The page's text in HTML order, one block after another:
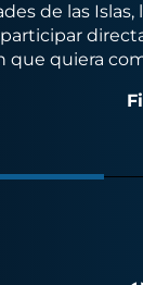
de las
que quiera